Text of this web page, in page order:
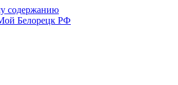
содержанию
Белорецк РФ